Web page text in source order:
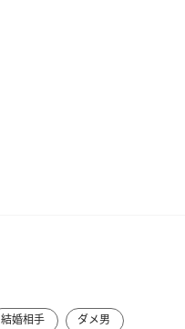
結婚相手
ダメ男